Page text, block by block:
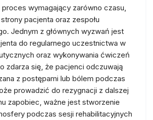
proces wymagający zarówno czasu,
pacjenta oraz zespołu
Jednym z głównych wyzwań jest
do regularnego uczestnictwa w
oraz wykonywania ćwiczeń
zdarza się, że pacjenci odczuwają
z postępami lub bólem podczas
prowadzić do rezygnacji z dalszej
zapobiec, ważne jest stworzenie
podczas sesji rehabilitacyjnych